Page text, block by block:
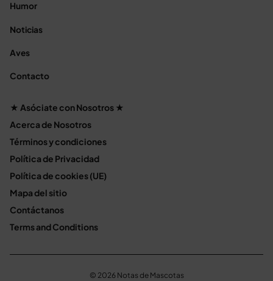
Humor
Noticias
Aves
Contacto
★ Asóciate con Nosotros ★
Acerca de Nosotros
Términos y condiciones
Política de Privacidad
Política de cookies (UE)
Mapa del sitio
Contáctanos
Terms and Conditions
© 2026 Notas de Mascotas